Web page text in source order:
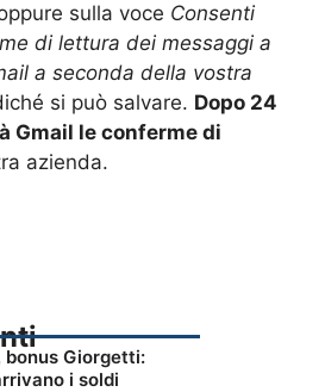
sulla voce Consenti
di lettura dei messaggi a
a seconda della vostra
si può salvare. Dopo 24
Gmail le conferme di
azienda.
bonus Giorgetti:
i soldi